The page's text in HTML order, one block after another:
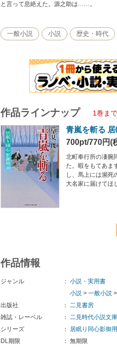
と言って息絶えた。源之助は……。
一般小説 小説 歴史・時代
作品ラインナップ 1巻ま
青嵐を斬る
700pt/770円(
北町奉行所の凄腕
た。暇をもてあま
し、馬上には瀕死
大名家に届けてほ
作品情報
ジャンル ： 小説・実用書
小説 > 一般小説 >
出版社
： 二見書房
雑誌・レーベル
： 二見時代小説文庫
シリーズ
：
居眠り同心影御
DL期限
： 無期限